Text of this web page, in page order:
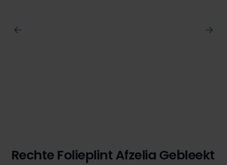
Rechte Folieplint Afzelia Gebleekt